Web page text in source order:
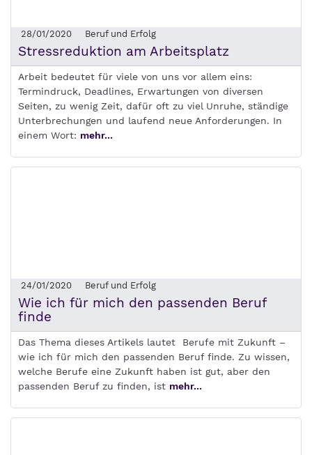
28/01/2020 Beruf und Erfolg
Stressreduktion am Arbeitsplatz
Arbeit bedeutet für viele von uns vor allem eins:
Termindruck, Deadlines, Erwartungen von diversen
Seiten, zu wenig Zeit, dafür oft zu viel Unruhe, ständige
Unterbrechungen und laufend neue Anforderungen. In
einem Wort: mehr...
24/01/2020 Beruf und Erfolg
Wie ich für mich den passenden Beruf
finde
Das Thema dieses Artikels lautet Berufe mit Zukunft –
wie ich für mich den passenden Beruf finde. Zu wissen,
welche Berufe eine Zukunft haben ist gut, aber den
passenden Beruf zu finden, ist mehr...